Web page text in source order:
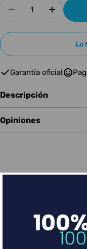
Disminuir
Lo
Garantía oficial
Descripción
Opiniones
Financia
Divide en 3 sin